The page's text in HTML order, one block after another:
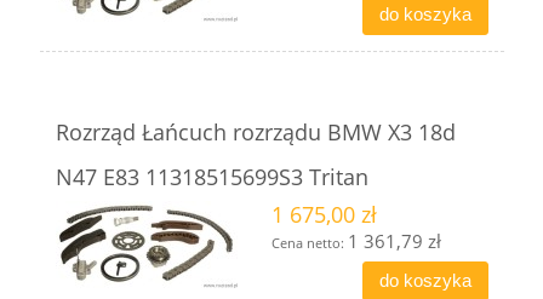
do koszyka
Rozrząd Łańcuch rozrządu BMW X3 18d
N47 E83 11318515699S3 Tritan
1 675,00 zł
Cena netto: 1 361,79 zł
do koszyka